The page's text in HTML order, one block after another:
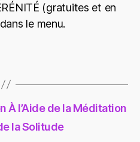
(gratuites et en
le menu.
À l’Aide de la Méditation
la Solitude